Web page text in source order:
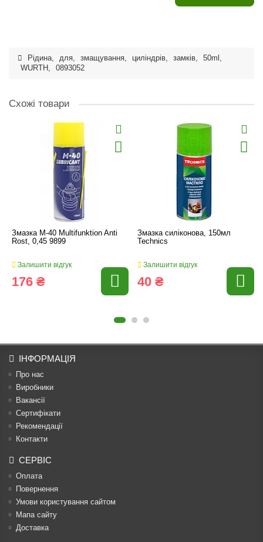
Рідина, для, змащування, циліндрів, замків, 50ml ,
WURTH , 0893052
Схожі товари
Змазка М-40 Multifunktion Anti
Rost, 0,45 9899
Залишити відгук
176 ₴
Змазка силіконова, 150мл
Technics
Залишити відгук
40 ₴
ІНФОРМАЦІЯ
Про нас
Виробники
Вакансії
Сертифікати
Рекомендації
Контакти
СЕРВІС
Оплата
Повернення
Умови користування сайтом
Мапа сайту
Доставка